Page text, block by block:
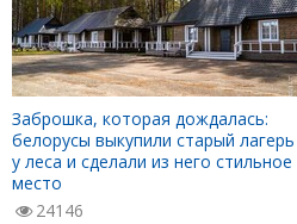
Заброшка, которая дождалась:
белорусы выкупили старый лагерь
у леса и сделали из него стильное
место
24146